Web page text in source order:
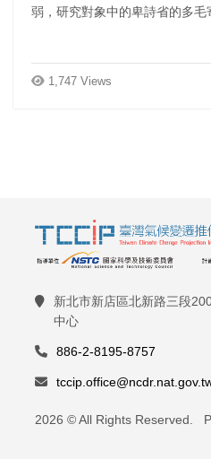
弱，研究對象中的卑詩省的多毛
1,747 Views
新北市新店區北新路三段
中心
886-2-8195-8757
2026 © All Rights Reserved.